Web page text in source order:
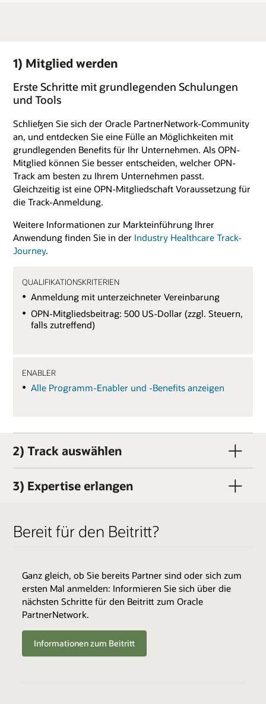
1) Mitglied werden
Erste Schritte mit grundlegenden Schulungen
und Tools
Schließen Sie sich der Oracle PartnerNetwork-Community
an, und entdecken Sie eine Fülle an Möglichkeiten mit
grundlegenden Benefits für Ihr Unternehmen. Als OPN-
Mitglied können Sie besser entscheiden, welcher OPN-
Track am besten zu Ihrem Unternehmen passt.
Gleichzeitig ist eine OPN-Mitgliedschaft Voraussetzung für
die Track-Anmeldung.
Weitere Informationen zur Markteinführung Ihrer
Anwendung finden Sie in der Industry Healthcare Track-
Journey.
QUALIFIKATIONSKRITERIEN
Anmeldung mit unterzeichneter Vereinbarung
OPN-Mitgliedsbeitrag: 500 US-Dollar (zzgl. Steuern,
falls zutreffend)
ENABLER
Alle Programm-Enabler und -Benefits anzeigen
2) Track auswählen
QUALIFIKATIONSKRITERIEN
Aktives OPN-Mitglied (gleichzeitige Anmeldung für
OPN-Mitgliedschaft und Track möglich)
Track-Gebühren: 3.000 US-Dollar (zzgl. Steuern,
falls zutreffend)
3) Expertise erlangen
Bereit für den Beitritt?
Ganz gleich, ob Sie bereits Partner sind oder sich zum
ersten Mal anmelden: Informieren Sie sich über die
nächsten Schritte für den Beitritt zum Oracle
PartnerNetwork.
Informationen zum Beitritt